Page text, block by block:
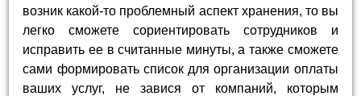
возник какой-то проблемный аспект хранения, то вы
легко сможете сориентировать сотрудников и
исправить ее в считанные минуты, а также сможете
сами формировать список для организации оплаты
ваших услуг, не завися от компаний, которым